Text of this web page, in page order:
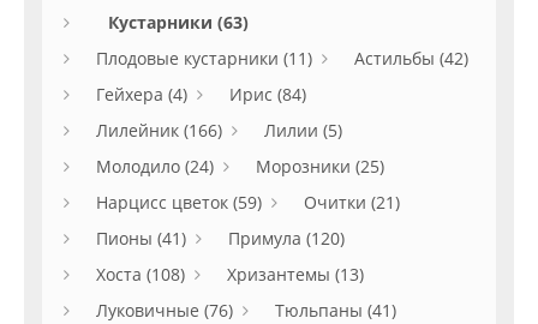
Кустарники (63)
Плодовые кустарники (11)
Астильбы (42)
Гейхера (4)
Ирис (84)
Лилейник (166)
Лилии (5)
Молодило (24)
Морозники (25)
Нарцисс цветок (59)
Очитки (21)
Пионы (41)
Примула (120)
Хоста (108)
Хризантемы (13)
Луковичные (76)
Тюльпаны (41)